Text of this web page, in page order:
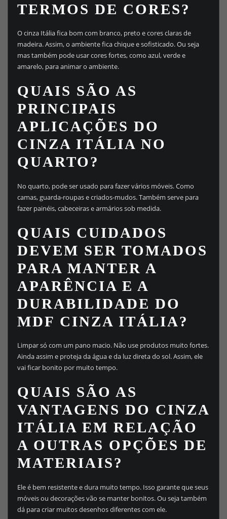
TERMOS DE CORES?
O cinza Itália fica bom com branco, preto e cores claras de
madeira. Assim, o ambiente fica chique e sofisticado. Ou seja
mas também pode usar cores fortes, como azul, verde e
amarelo, para animar o ambiente.
QUAIS SÃO AS
PRINCIPAIS
APLICAÇÕES DO
CINZA ITÁLIA NO
QUARTO?
No quarto, pode ser usado para fazer vários móveis. Como
camas, guarda-roupas e criados-mudos. Também serve para
fazer painéis, cabeceiras e armários sob medida.
QUAIS CUIDADOS
DEVEM SER TOMADOS
PARA MANTER A
APARÊNCIA E A
DURABILIDADE DO
MDF CINZA ITÁLIA?
Limpar só com um pano macio. Não use produtos muito fortes.
Ainda assim e proteja da água e da luz direta do sol. Assim, ele
vai ficar bonito por muito tempo.
QUAIS SÃO AS
VANTAGENS DO CINZA
ITÁLIA EM RELAÇÃO
A OUTRAS OPÇÕES DE
MATERIAIS?
Ele é bem resistente e dura muito tempo. Isso garante que seus
móveis ou decorações vão se manter bonitos. Ou seja também
dá para criar muitos desenhos diferentes com ele.